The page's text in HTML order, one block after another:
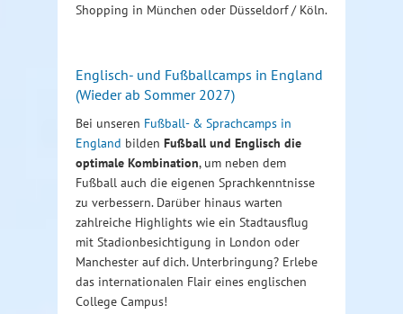
Shopping in München oder Düsseldorf / Köln.
Englisch- und Fußballcamps in England
(Wieder ab Sommer 2027)
Bei unseren Fußball- & Sprachcamps in
England bilden Fußball und Englisch die
optimale Kombination, um neben dem
Fußball auch die eigenen Sprachkenntnisse
zu verbessern. Darüber hinaus warten
zahlreiche Highlights wie ein Stadtausflug
mit Stadionbesichtigung in London oder
Manchester auf dich. Unterbringung? Erlebe
das internationalen Flair eines englischen
College Campus!